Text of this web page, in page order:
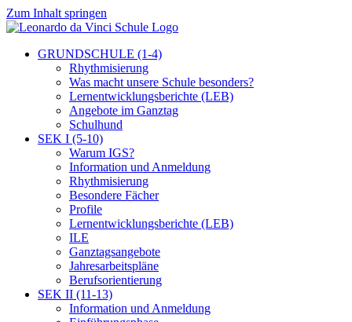
Zum Inhalt springen
GRUNDSCHULE (1-4)
Rhythmisierung
Was macht unsere Schule besonders?
Lernentwicklungsberichte (LEB)
Angebote im Ganztag
Schulhund
SEK I (5-10)
Warum IGS?
Information und Anmeldung
Rhythmisierung
Besondere Fächer
Profile
Lernentwicklungsberichte (LEB)
ILE
Ganztagsangebote
Jahresarbeitspläne
Berufsorientierung
SEK II (11-13)
Information und Anmeldung